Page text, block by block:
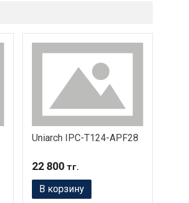
Uniarch IPC-T124-APF28
22 800тг.
В корзину